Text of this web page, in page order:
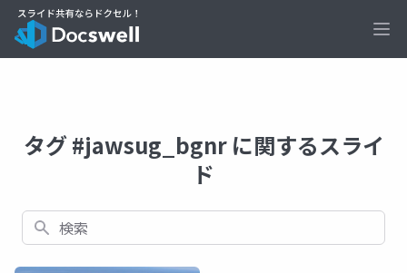
タグ #jawsug_bgnr に関するスライ
ド
検索